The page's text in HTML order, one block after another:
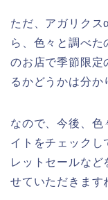
ただ、アガリクス
ら、色々と調べ
のお店で季節限定
るかどうかは分か
なので、今後、色
イトをチェックし
レットセールなど
せていただきます